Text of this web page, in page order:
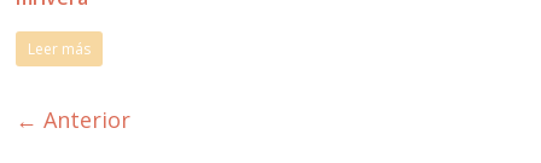
Leer más
← Anterior